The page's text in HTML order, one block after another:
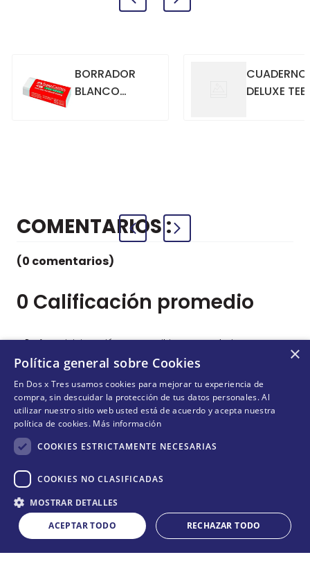
Cantidad
＋
－ COMPRAR
BORRADOR
BLANCO
DELUXE
COMENTARIOS
0 Calificación promedio
(0 comentarios)
Por favor, inicia sesión para escribir un comentario.
Más reciente Todos
No hay comentarios.
¡NO TE PIERDAS NADA!
¡Suscríbete y entérate de todas nuestras novedades!
×
Política general sobre Cookies
En Dos x Tres usamos cookies para mejorar tu experiencia de
compra, sin descuidar la protección de tus datos personales. Al
utilizar nuestro sitio web usted está de acuerdo y acepta nuestra
política de cookies. Más información
COOKIES ESTRICTAMENTE NECESARIAS
COOKIES NO CLASIFICADAS
MOSTRAR DETALLES
ACEPTAR TODO
RECHAZAR TODO